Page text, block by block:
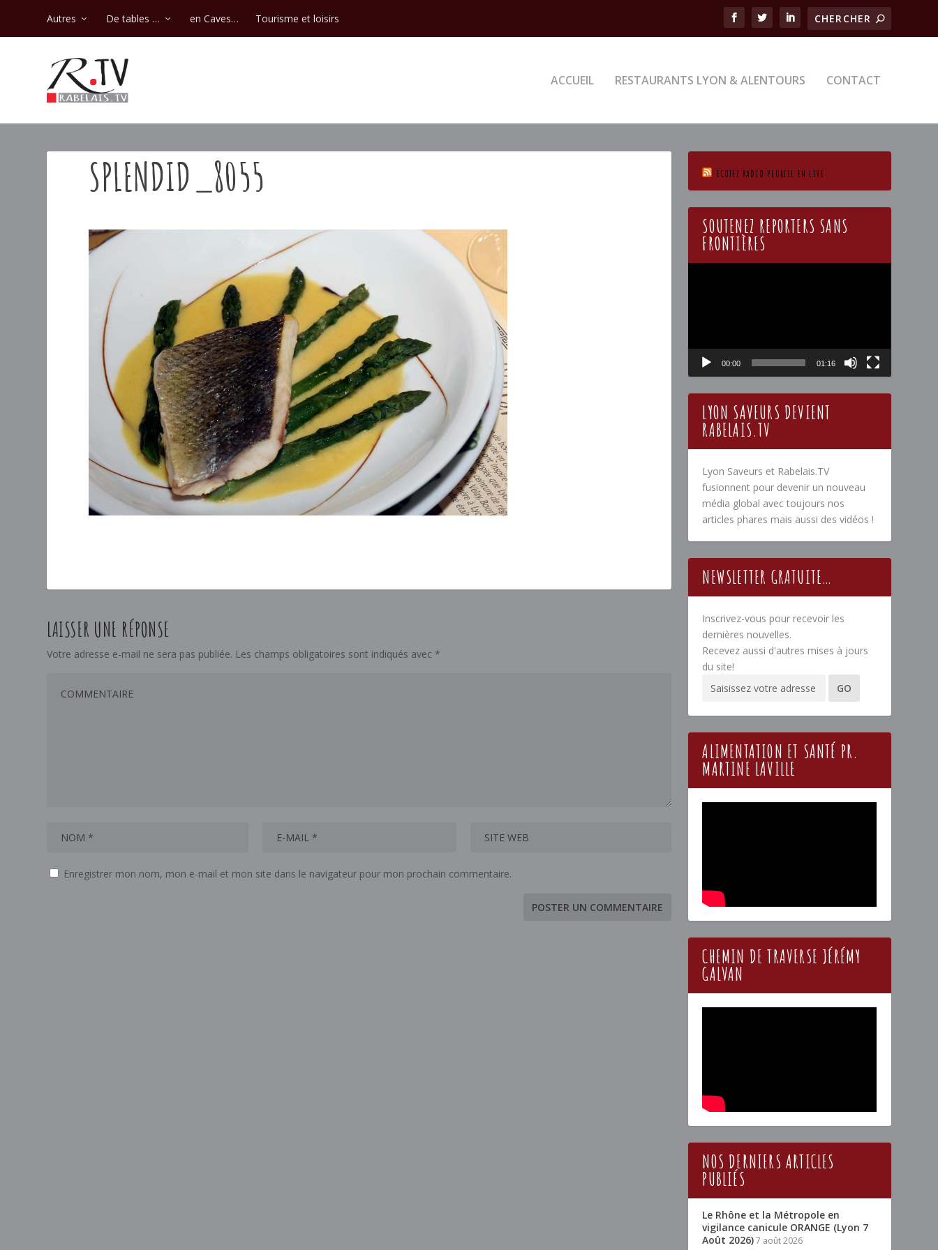
Autres De tables … en Caves… Tourisme et loisirs
ACCUEIL RESTAURANTS LYON & ALENTOURS CONTACT
SPLENDID_8055
LAISSER UNE RÉPONSE
Votre adresse e-mail ne sera pas publiée. Les champs obligatoires sont indiqués avec *
Enregistrer mon nom, mon e-mail et mon site dans le navigateur pour mon prochain commentaire.
ECOTEZ RADIO PLURIEL EN LIVE
SOUTENEZ REPORTERS SANS
FRONTIÈRES
00:00 01:16
LYON SAVEURS DEVIENT
RABELAIS.TV
Lyon Saveurs et Rabelais.TV
fusionnent pour devenir un nouveau
média global avec toujours nos
articles phares mais aussi des vidéos !
NEWSLETTER GRATUITE…
Inscrivez-vous pour recevoir les
dernières nouvelles.
Recevez aussi d'autres mises à jours
du site!
ALIMENTATION ET SANTÉ PR.
MARTINE LAVILLE
CHEMIN DE TRAVERSE JÉRÉMY
GALVAN
NOS DERNIERS ARTICLES
PUBLIÉS
Le Rhône et la Métropole en
vigilance canicule ORANGE (Lyon 7
Août 2026)7 août 2026